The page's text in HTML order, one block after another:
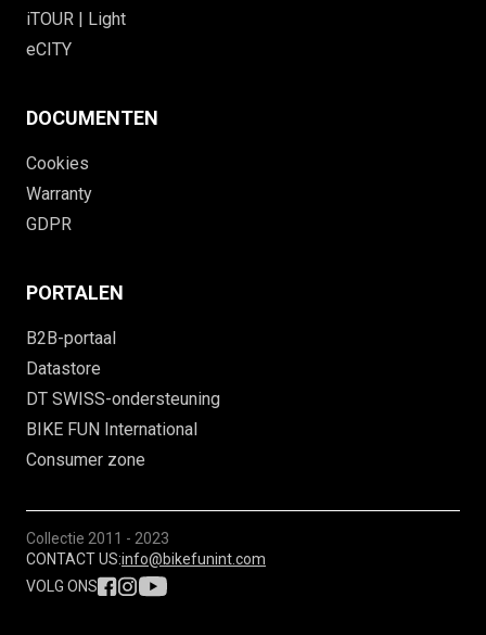
iTOUR | Light
eCITY
DOCUMENTEN
Cookies
Warranty
GDPR
PORTALEN
B2B-portaal
Datastore
DT SWISS-ondersteuning
BIKE FUN International
Consumer zone
Collectie 2011 - 2023
CONTACT US:info@bikefunint.com
VOLG ONS